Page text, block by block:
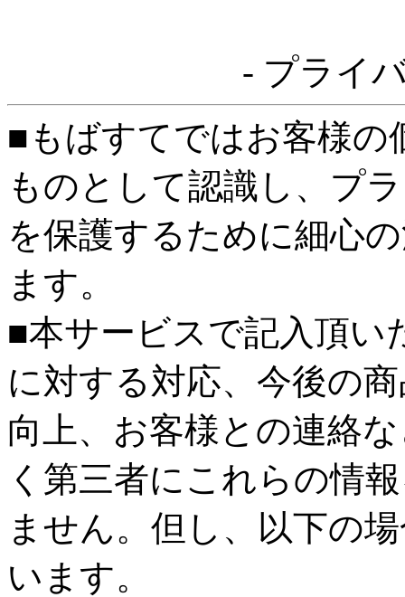
- プライ
■もばすてではお客様の
ものとして認識し、プ
を保護するために細心
ます。
■本サービスで記入頂い
に対する対応、今後の
向上、お客様との連絡
く第三者にこれらの情
ません。但し、以下の
います。